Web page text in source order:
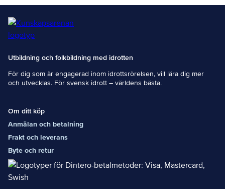
Utbildning och folkbildning med idrotten
För dig som är engagerad inom idrottsrörelsen, vill lära dig mer
och utvecklas. För svensk idrott – världens bästa.
Om ditt köp
Anmälan och betalning
Frakt och leverans
Byte och retur